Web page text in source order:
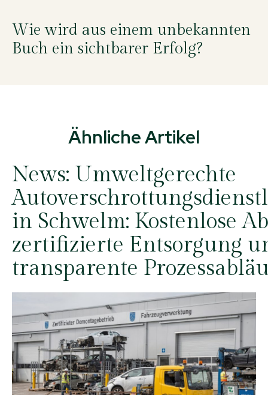
Wie wird aus einem unbekannten
Buch ein sichtbarer Erfolg?
Ähnliche Artikel
News: Umweltgerechte
in Schwelm: Kostenlose
zertifizierte Entsorgung
transparente